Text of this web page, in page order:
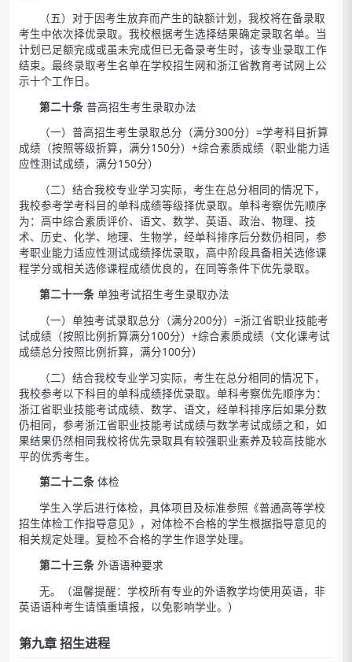
（五）对于因考生放弃而产生的缺额计划，我校将在备录取
考生中依次择优录取。我校根据考生选择结果确定录取名单。当
计划已足额完成或虽未完成但已无备录考生时，该专业录取工作
结束。最终录取考生名单在学校招生网和浙江省教育考试网上公
示十个工作日。
第二十条普高招生考生录取办法
（一）普高招生考生录取总分（满分300分）=学考科目折算
成绩（按照等级折算，满分150分）+综合素质成绩（职业能力适
应性测试成绩，满分150分）
（二）结合我校专业学习实际，考生在总分相同的情况下，
我校参考学考科目的单科成绩等级择优录取。单科考察优先顺序
为：高中综合素质评价、语文、数学、英语、政治、物理、技
术、历史、化学、地理、生物学，经单科排序后分数仍相同，参
考职业能力适应性测试成绩择优录取，高中阶段具备相关选修课
程学分或相关选修课程成绩优良的，在同等条件下优先录取。
第二十一条单独考试招生考生录取办法
（一）单独考试录取总分（满分200分）=浙江省职业技能考
试成绩（按照比例折算满分100分）+综合素质成绩（文化课考试
成绩总分按照比例折算，满分100分）
（二）结合我校专业学习实际，考生在总分相同的情况下，
我校参考以下科目的单科成绩择优录取。单科考察优先顺序为：
浙江省职业技能考试成绩、数学、语文，经单科排序后如果分数
仍相同，参考浙江省职业技能考试成绩与数学考试成绩之和，如
果结果仍然相同我校将优先录取具有较强职业素养及较高技能水
平的优秀考生。
第二十二条体检
学生入学后进行体检，具体项目及标准参照《普通高等学校
招生体检工作指导意见》，对体检不合格的学生根据指导意见的
相关规定处理。复检不合格的学生作退学处理。
第二十三条外语语种要求
无。（温馨提醒：学校所有专业的外语教学均使用英语，非
英语语种考生请慎重填报，以免影响学业。）
第九章 招生进程